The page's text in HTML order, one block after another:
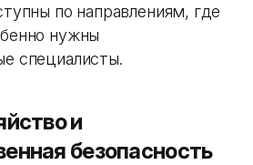
по направлениям, где
нужны
специалисты.
и
безопасность